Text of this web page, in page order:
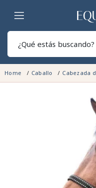
Home Caballo Cabezada